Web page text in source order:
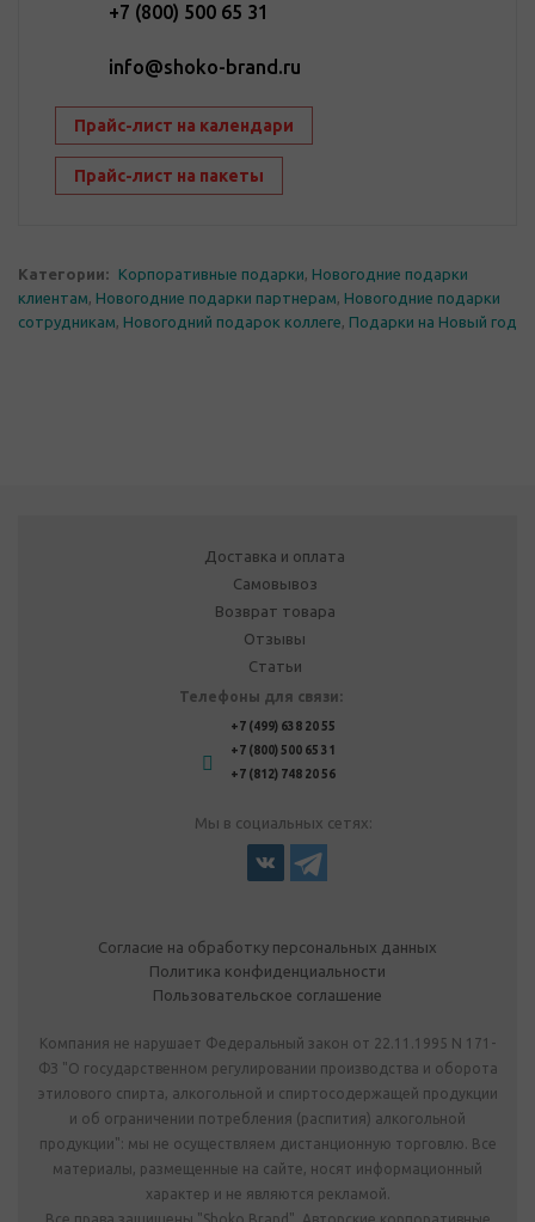
+7 (800) 500 65 31
info@shoko-brand.ru
Прайс-лист на календари
Прайс-лист на пакеты
Категории: Корпоративные подарки, Новогодние подарки
клиентам, Новогодние подарки партнерам, Новогодние подарки
сотрудникам, Новогодний подарок коллеге, Подарки на Новый год
Доставка и оплата
Самовывоз
Возврат товара
Отзывы
Статьи
Телефоны для связи:
+7 (499) 638 20 55
+7 (800) 500 65 31
+7 (812) 748 20 56
Мы в социальных сетях:
Согласие на обработку персональных данных
Политика конфиденциальности
Пользовательское соглашение
Компания не нарушает Федеральный закон от 22.11.1995 N 171-
ФЗ "О государственном регулировании производства и оборота
этилового спирта, алкогольной и спиртосодержащей продукции
и об ограничении потребления (распития) алкогольной
продукции": мы не осуществляем дистанционную торговлю. Все
материалы, размещенные на сайте, носят информационный
характер и не являются рекламой.